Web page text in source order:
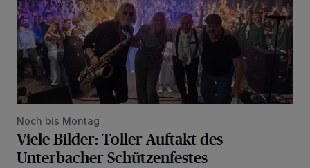
Noch bis Montag
Viele Bilder: Toller Auftakt des
Unterbacher Schützenfestes